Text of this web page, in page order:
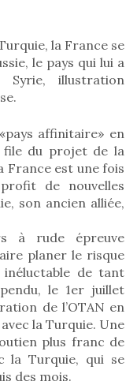
la France se
le pays qui lui a
illustration
affinitaire» en
file du projet de la
France est une fois
de nouvelles
son ancien alliée,
à rude épreuve
planer le risque
inéluctable de tant
le 1er juillet
de l’OTAN en
la Turquie. Une
plus franc de
la Turquie, qui se
des mois.